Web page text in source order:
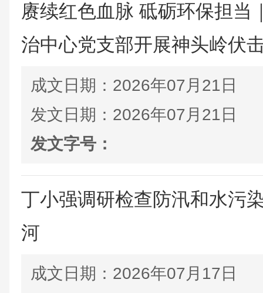
赓续红色血脉 砥砺环保担当
治中心党支部开展神头岭伏
成文日期： 2026年07月21日
发文日期： 2026年07月21日
发文字号：
丁小强调研检查防汛和水污
河
成文日期： 2026年07月17日